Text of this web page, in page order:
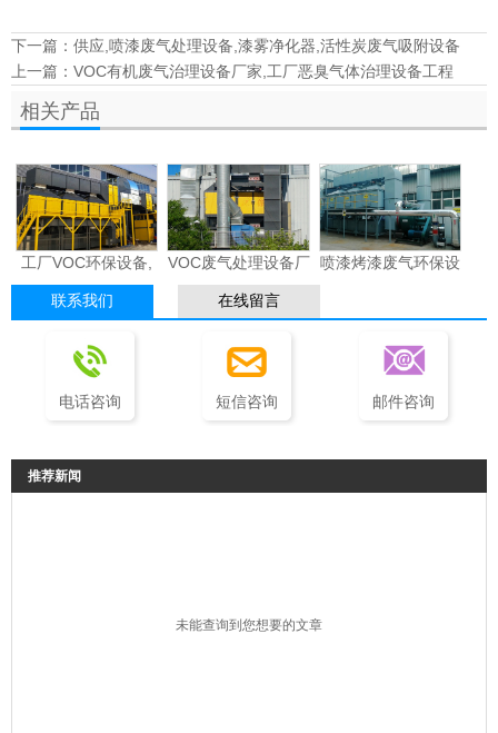
下一篇： 供应,喷漆废气处理设备,漆雾净化器,活性炭废气吸附设备
上一篇： VOC有机废气治理设备厂家,工厂恶臭气体治理设备工程
相关产品
工厂VOC环保设备,
车间VOC治理环保设
备厂家
VOC废气处理设备厂
家,voc废气净化设备
厂家
喷漆烤漆废气环保设
联系我们 在线留言
电话咨询 短信咨询 邮件咨询
推荐新闻
未能查询到您想要的文章